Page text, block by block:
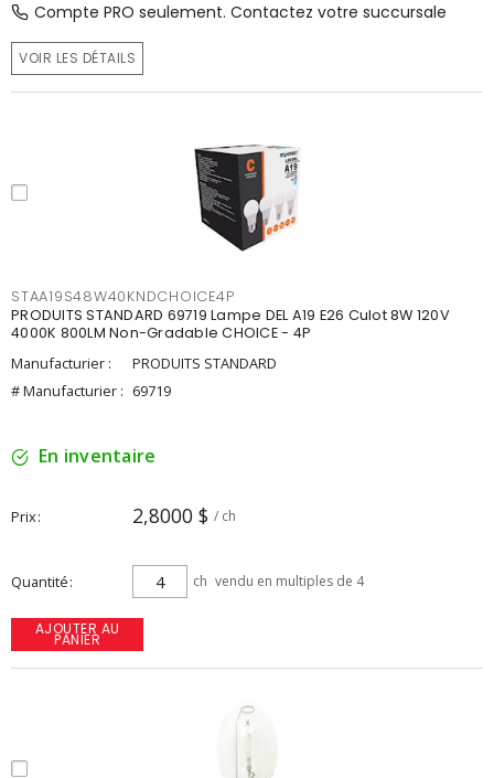
Compte PRO seulement. Contactez votre succursale
VOIR LES DÉTAILS
STAA19S48W40KNDCHOICE4P
PRODUITS STANDARD 69719 Lampe DEL A19 E26 Culot 8W 120V
4000K 800LM Non-Gradable CHOICE - 4P
Manufacturier :
PRODUITS STANDARD
# Manufacturier : 69719
En inventaire
Prix 2,8000 $ / ch
Quantité ch vendu en multiples de 4
AJOUTER AU
PANIER